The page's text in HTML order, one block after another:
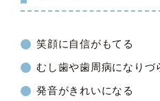
笑顔に自信がもてる
むし歯や歯周病になりづ
発音がきれいになる